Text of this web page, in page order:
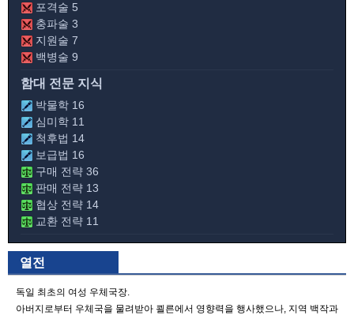
포격술 5
충파술 3
지원술 7
백병술 9
함대 전문 지식
박물학 16
심미학 11
척후법 14
보급법 16
구매 전략 36
판매 전략 13
협상 전략 14
교환 전략 11
열전
독일 최초의 여성 우체국장.
아버지로부터 우체국을 물려받아 쾰른에서 영향력을 행사했으나, 지역 백작과